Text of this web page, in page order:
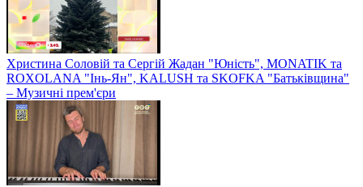
Христина Соловій та Сергій Жадан "Юність", MONATIK та
ROXOLANA "Інь-Ян", KALUSH та SKOFKA "Батьківщина"
– Музичні прем'єри